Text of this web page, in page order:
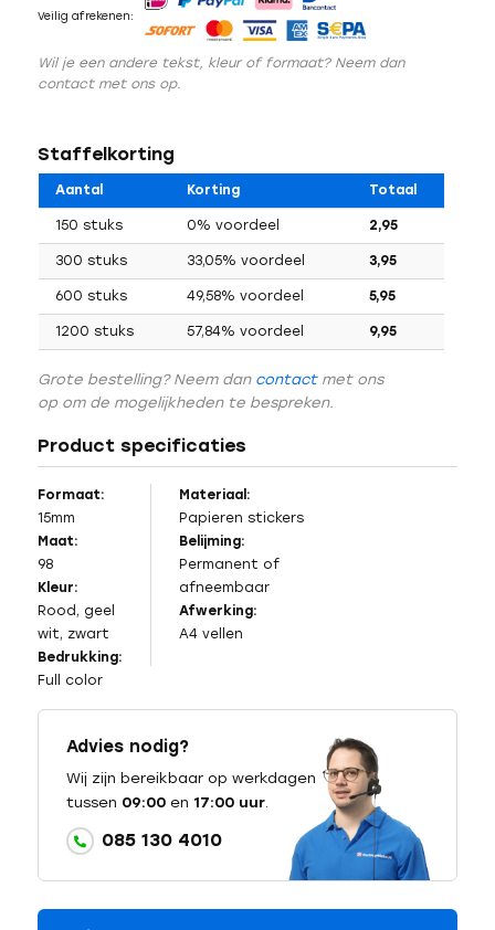
Veilig afrekenen:
Wil je een andere tekst, kleur of formaat? Neem dan
contact met ons op.
Staffelkorting
Aantal Korting Totaal
150 stuks 0% voordeel 2,95
300 stuks 33,05% voordeel 3,95
600 stuks 49,58% voordeel 5,95
1200 stuks 57,84% voordeel 9,95
Grote bestelling? Neem dan contactmet ons
op om de mogelijkheden te bespreken.
Product specificaties
Formaat:
15mm
Maat:
98
Kleur:
Rood, geel
wit, zwart
Bedrukking:
Full color
Materiaal:
Papieren stickers
Belijming:
Permanent of
afneembaar
Afwerking:
A4 vellen
Advies nodig?
Wij zijn bereikbaar op werkdagen
tussen 09:00en 17:00 uur.
085 130 4010